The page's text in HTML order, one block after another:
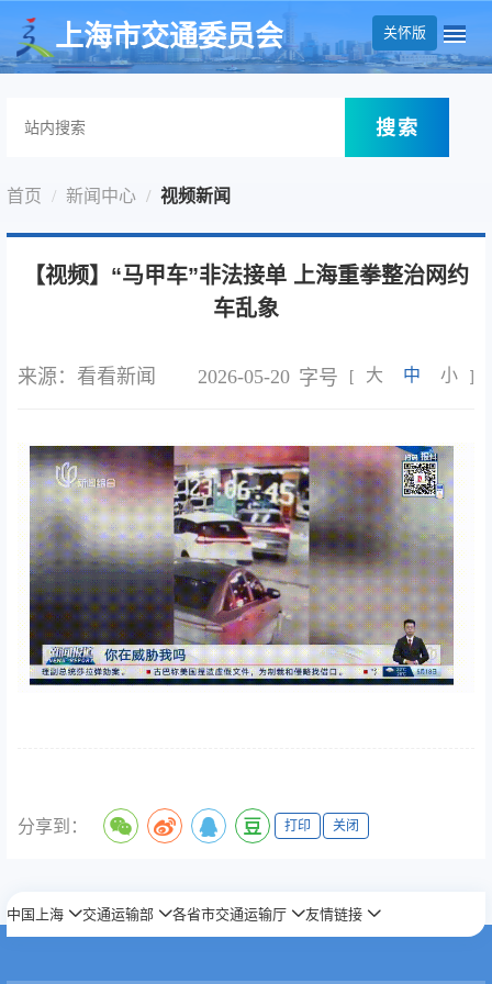
关怀版
搜索
上海市交通委员会
首页 新闻中心 视频新闻
【视频】“马甲车”非法接单 上海重拳整治网约
车乱象
来源：看看新闻 2026-05-20 字号 [ 大 中 小 ]
分享到： 打印 关闭
中国上海 交通运输部 各省市交通运输厅 友情链接